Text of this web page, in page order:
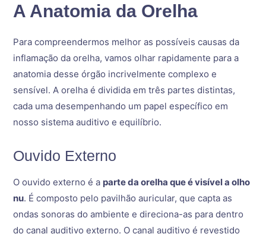
A Anatomia da Orelha
Para compreendermos melhor as possíveis causas da
inflamação da orelha, vamos olhar rapidamente para a
anatomia desse órgão incrivelmente complexo e
sensível. A orelha é dividida em três partes distintas,
cada uma desempenhando um papel específico em
nosso sistema auditivo e equilíbrio.
Ouvido Externo
O ouvido externo é a parte da orelha que é visível a olho
nu. É composto pelo pavilhão auricular, que capta as
ondas sonoras do ambiente e direciona-as para dentro
do canal auditivo externo. O canal auditivo é revestido